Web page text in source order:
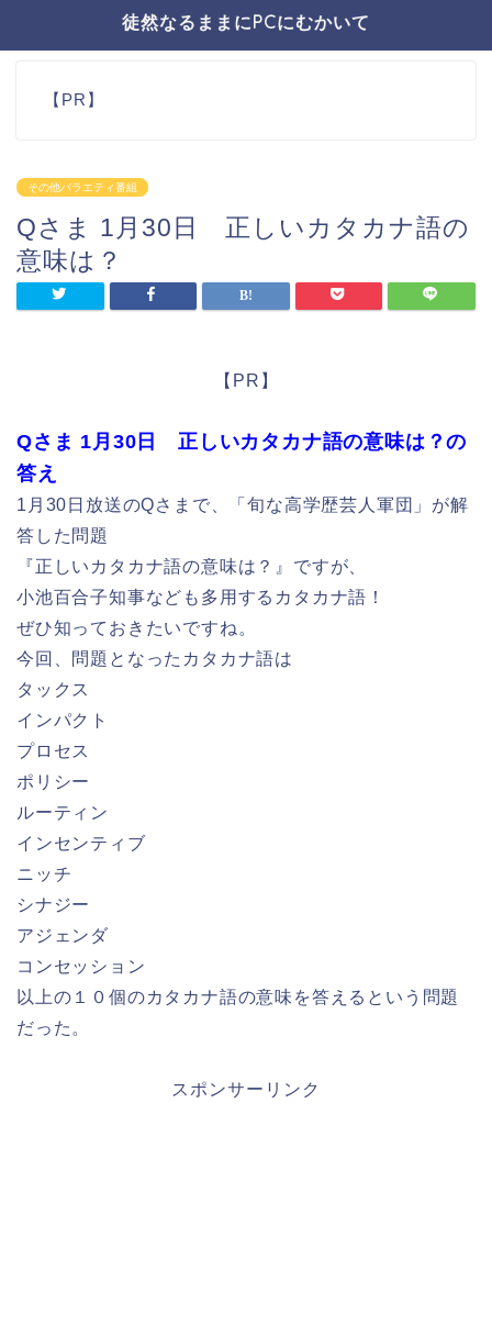
徒然なるままにPCにむかいて
【PR】
その他バラエティ番組
Qさま 1月30日 正しいカタカナ語の
意味は？
【PR】
Qさま 1月30日 正しいカタカナ語の意味は？の
答え
1月30日放送のQさまで、「旬な高学歴芸人軍団」が解
答した問題
『正しいカタカナ語の意味は？』ですが、
小池百合子知事なども多用するカタカナ語！
ぜひ知っておきたいですね。
今回、問題となったカタカナ語は
タックス
インパクト
プロセス
ポリシー
ルーティン
インセンティブ
ニッチ
シナジー
アジェンダ
コンセッション
以上の１０個のカタカナ語の意味を答えるという問題
だった。
スポンサーリンク